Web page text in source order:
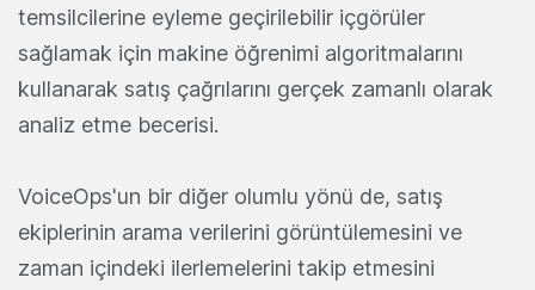
temsilcilerine eyleme geçirilebilir içgörüler
sağlamak için makine öğrenimi algoritmalarını
kullanarak satış çağrılarını gerçek zamanlı olarak
analiz etme becerisi.
VoiceOps'un bir diğer olumlu yönü de, satış
ekiplerinin arama verilerini görüntülemesini ve
zaman içindeki ilerlemelerini takip etmesini